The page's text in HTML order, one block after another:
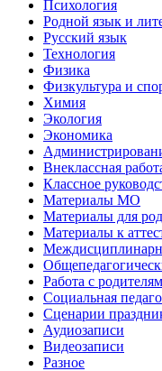
Психология
Родной язык и
Русский язык
Технология
Физика
Физкультура и
Химия
Экология
Экономика
Внеклассная
Классное
Материалы МО
Материалы для
Материалы к
Работа с
Социальная
Сценарии
Аудиозаписи
Видеозаписи
Разное